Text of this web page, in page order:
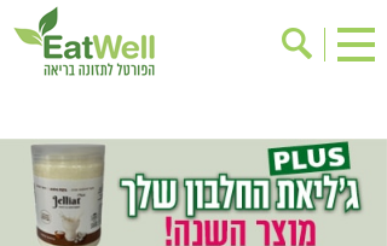
בישול בריא
אינדקס עסקים
ריפוי ומניעת מחלות
בריאות האישה